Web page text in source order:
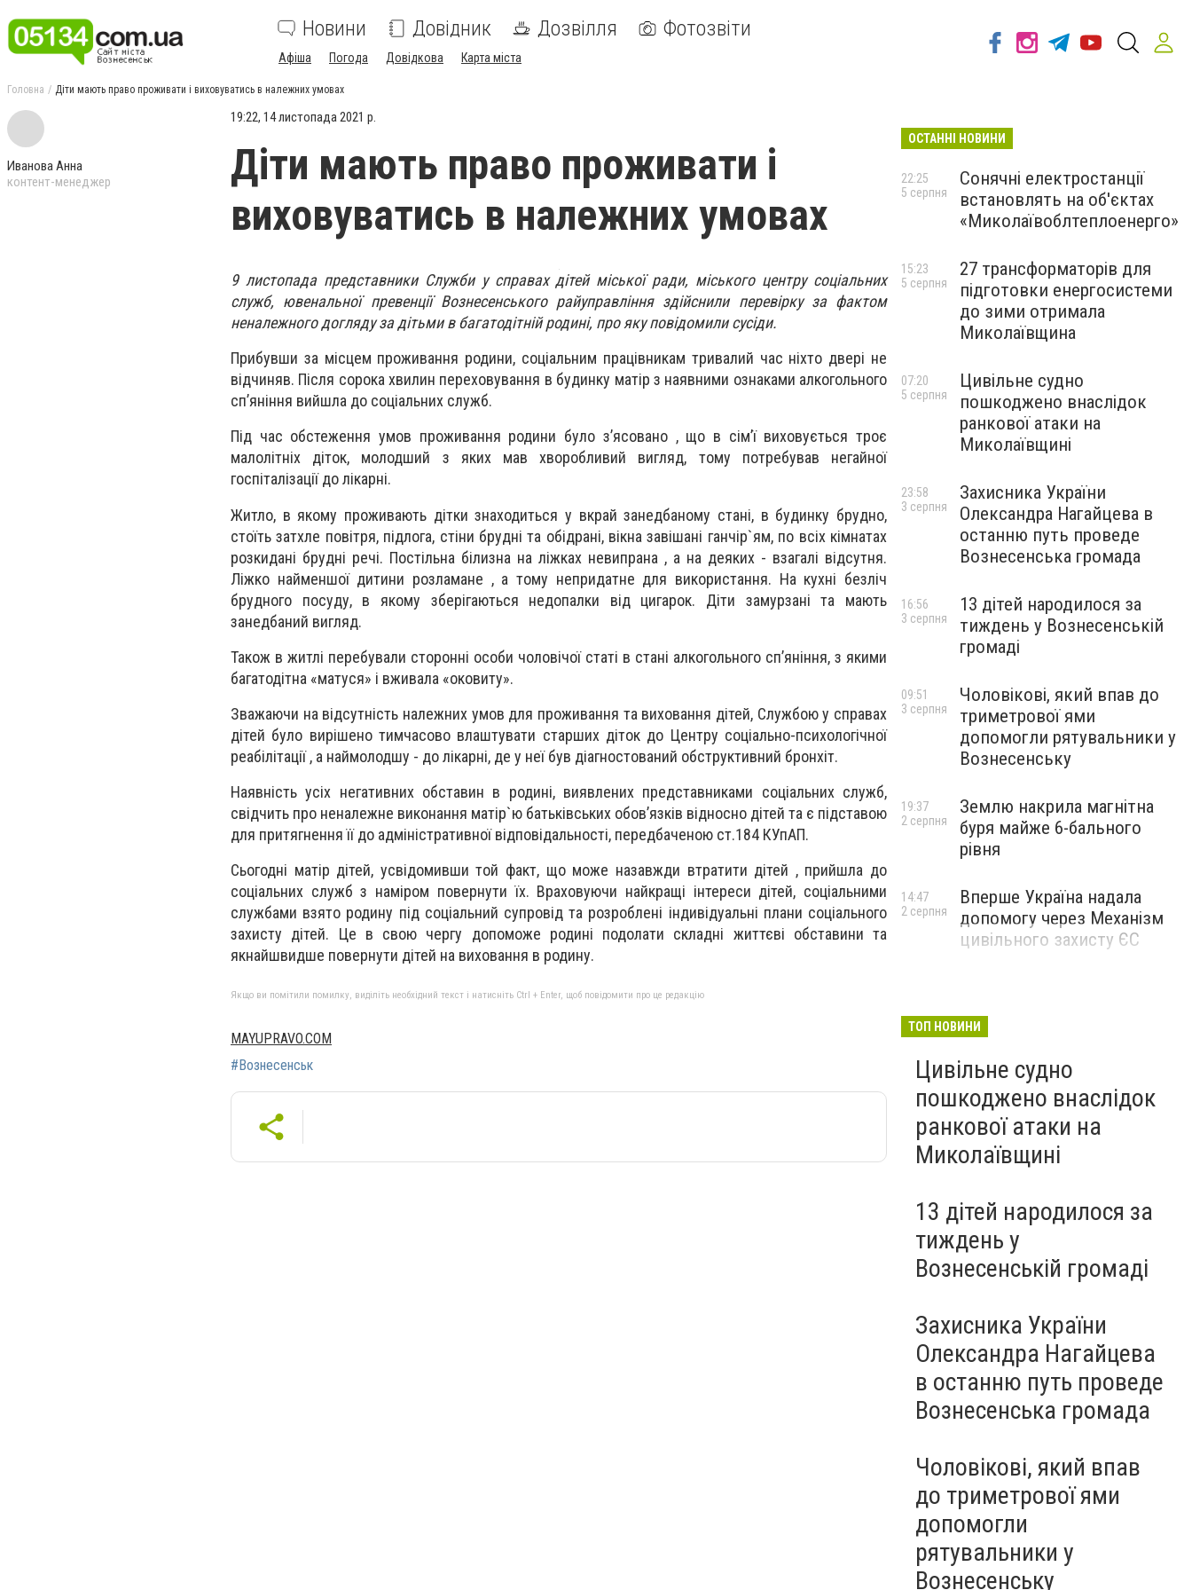
Новини Довідник Дозвілля Фотозвіти
Афіша Погода Довідкова Карта міста
Головна Діти мають право проживати і виховуватись в належних умовах
Иванова Анна
контент-менеджер
19:22, 14 листопада 2021 р.
Діти мають право проживати і
виховуватись в належних умовах
9 листопада представники Служби у справах дітей міської ради, міського центру соціальних
служб, ювенальної превенції Вознесенського райуправління здійснили перевірку за фактом
неналежного догляду за дітьми в багатодітній родині, про яку повідомили сусіди.
Прибувши за місцем проживання родини, соціальним працівникам тривалий час ніхто двері не
відчиняв. Після сорока хвилин переховування в будинку матір з наявними ознаками алкогольного
сп’яніння вийшла до соціальних служб.
Під час обстеження умов проживання родини було з’ясовано , що в сім’ї виховується троє
малолітніх діток, молодший з яких мав хворобливий вигляд, тому потребував негайної
госпіталізації до лікарні.
Житло, в якому проживають дітки знаходиться у вкрай занедбаному стані, в будинку брудно,
стоїть затхле повітря, підлога, стіни брудні та обідрані, вікна завішані ганчір`ям, по всіх кімнатах
розкидані брудні речі. Постільна білизна на ліжках невипрана , а на деяких - взагалі відсутня.
Ліжко найменшої дитини розламане , а тому непридатне для використання. На кухні безліч
брудного посуду, в якому зберігаються недопалки від цигарок. Діти замурзані та мають
занедбаний вигляд.
Також в житлі перебували сторонні особи чоловічої статі в стані алкогольного сп’яніння, з якими
багатодітна «матуся» і вживала «оковиту».
Зважаючи на відсутність належних умов для проживання та виховання дітей, Службою у справах
дітей було вирішено тимчасово влаштувати старших діток до Центру соціально-психологічної
реабілітації , а наймолодшу - до лікарні, де у неї був діагностований обструктивний бронхіт.
Наявність усіх негативних обставин в родині, виявлених представниками соціальних служб,
свідчить про неналежне виконання матір`ю батьківських обов’язків відносно дітей та є підставою
для притягнення її до адміністративної відповідальності, передбаченою ст.184 КУпАП.
Сьогодні матір дітей, усвідомивши той факт, що може назавжди втратити дітей , прийшла до
соціальних служб з наміром повернути їх. Враховуючи найкращі інтереси дітей, соціальними
службами взято родину під соціальний супровід та розроблені індивідуальні плани соціального
захисту дітей. Це в свою чергу допоможе родині подолати складні життєві обставини та
якнайшвидше повернути дітей на виховання в родину.
Якщо ви помітили помилку, виділіть необхідний текст і натисніть Ctrl + Enter, щоб повідомити про це редакцію
MAYUPRAVO.COM
#Вознесенськ
ОСТАННІ НОВИНИ
Сонячні електростанції
встановлять на об'єктах
«Миколаївоблтеплоенерго»
22:25
5 серпня
27 трансформаторів для
підготовки енергосистеми
до зими отримала
Миколаївщина
15:23
5 серпня
Цивільне судно
пошкоджено внаслідок
ранкової атаки на
Миколаївщині
07:20
5 серпня
Захисника України
Олександра Нагайцева в
останню путь проведе
Вознесенська громада
23:58
3 серпня
13 дітей народилося за
тиждень у Вознесенській
громаді
16:56
3 серпня
Чоловікові, який впав до
триметрової ями
допомогли рятувальники у
Вознесенську
09:51
3 серпня
Землю накрила магнітна
буря майже 6-бального
рівня
19:37
2 серпня
Вперше Україна надала
допомогу через Механізм
цивільного захисту ЄС
14:47
2 серпня
ТОП НОВИНИ
Цивільне судно
пошкоджено внаслідок
ранкової атаки на
Миколаївщині
13 дітей народилося за
тиждень у
Вознесенській громаді
Захисника України
Олександра Нагайцева
в останню путь проведе
Вознесенська громада
Чоловікові, який впав
до триметрової ями
допомогли
рятувальники у
Вознесенську